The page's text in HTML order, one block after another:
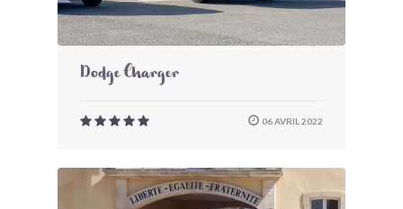
Dodge Charger
06 AVRIL 2022